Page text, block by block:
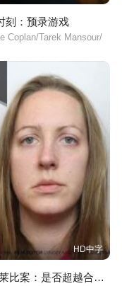
刻：预录游戏
Coplan/Tarek Mansour/
HD中字
露西·莱比案：是否超越合理怀疑？